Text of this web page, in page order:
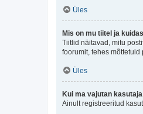
Üles
Mis on mu tiitel ja
Tiitlid näitavad, mitu
foorumit, tehes
Üles
Kui ma vajutan
Ainult registreeritud